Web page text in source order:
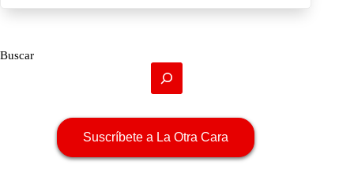
Buscar
Suscríbete a La Otra Cara